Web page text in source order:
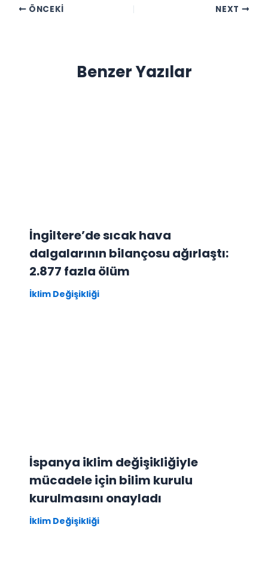
ÖNCEKI NEXT
Benzer Yazılar
İngiltere’de sıcak hava
dalgalarının bilançosu ağırlaştı:
2.877 fazla ölüm
İklim Değişikliği
İspanya iklim değişikliğiyle
mücadele için bilim kurulu
kurulmasını onayladı
İklim Değişikliği